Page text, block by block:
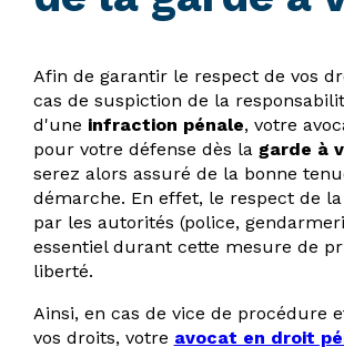
Afin de garantir le respect de vos
cas de suspiction de la
d'une infraction pénale, votre
pour votre défense dès la garde à
serez alors assuré de la bonne
démarche. En effet, le respect de
par les autorités (police,
essentiel durant cette mesure de
liberté.
Ainsi, en cas de vice de procédure
vos droits, votre avocat en droit